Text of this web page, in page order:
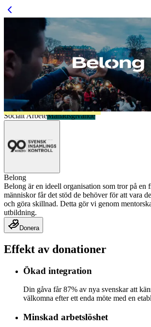
Socialt ArbeteMånadsgivande
Belong
Belong är en ideell organisation som tror på en
människor får det stöd de behöver för att vara
och göra skillnad. Detta gör vi genom
utbildning.
Donera
Effekt av donationer
Ökad integration
Din gåva får 87% av nya svenskar att
välkomna efter ett enda möte med en
Minskad arbetslöshet